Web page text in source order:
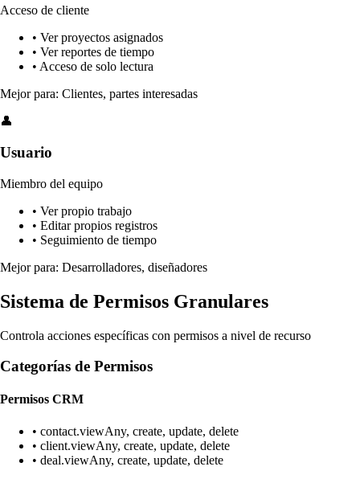
Acceso de cliente
• Ver proyectos asignados
• Ver reportes de tiempo
• Acceso de solo lectura
Mejor para: Clientes, partes interesadas
👤
Usuario
Miembro del equipo
• Ver propio trabajo
• Editar propios registros
• Seguimiento de tiempo
Mejor para: Desarrolladores, diseñadores
Sistema de Permisos Granulares
Controla acciones específicas con permisos a nivel de recurso
Categorías de Permisos
Permisos CRM
• contact.viewAny, create, update, delete
• client.viewAny, create, update, delete
• deal.viewAny, create, update, delete